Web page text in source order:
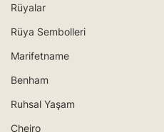
Rüyalar
Rüya Sembolleri
Marifetname
Benham
Ruhsal Yaşam
Cheiro